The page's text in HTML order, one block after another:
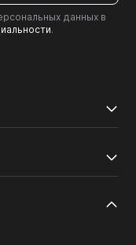
данных в
.